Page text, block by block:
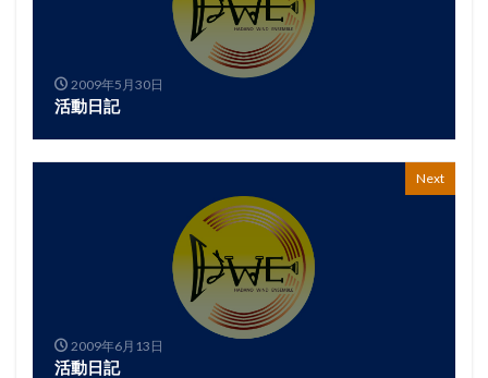
2009年5月30日
活動日記
Next
2009年6月13日
活動日記